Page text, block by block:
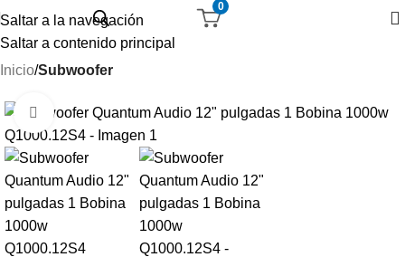
Saltar a la navegación
Saltar a contenido principal
0
Inicio Subwoofer
Haga Click para agrandar